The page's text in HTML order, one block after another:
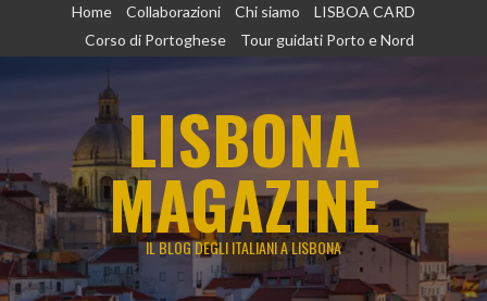
Home Collaborazioni Chi siamo
LISBOA CARD
Corso di Portoghese
Tour guidati Porto e Nord
LISBONA
MAGAZINE
IL BLOG DEGLI ITALIANI A LISBONA